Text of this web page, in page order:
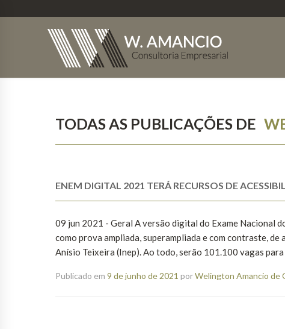
TODAS AS PUBLICAÇÕES DE
ENEM DIGITAL 2021 TERÁ RECURSOS DE
09 jun 2021 - Geral A versão digital do Exame Nacional
como prova ampliada, superampliada e com contraste,
Anísio Teixeira (Inep). Ao todo, serão 101.100 vagas para
Publicado em 9 de junho de 2021 porWelington Amancio de